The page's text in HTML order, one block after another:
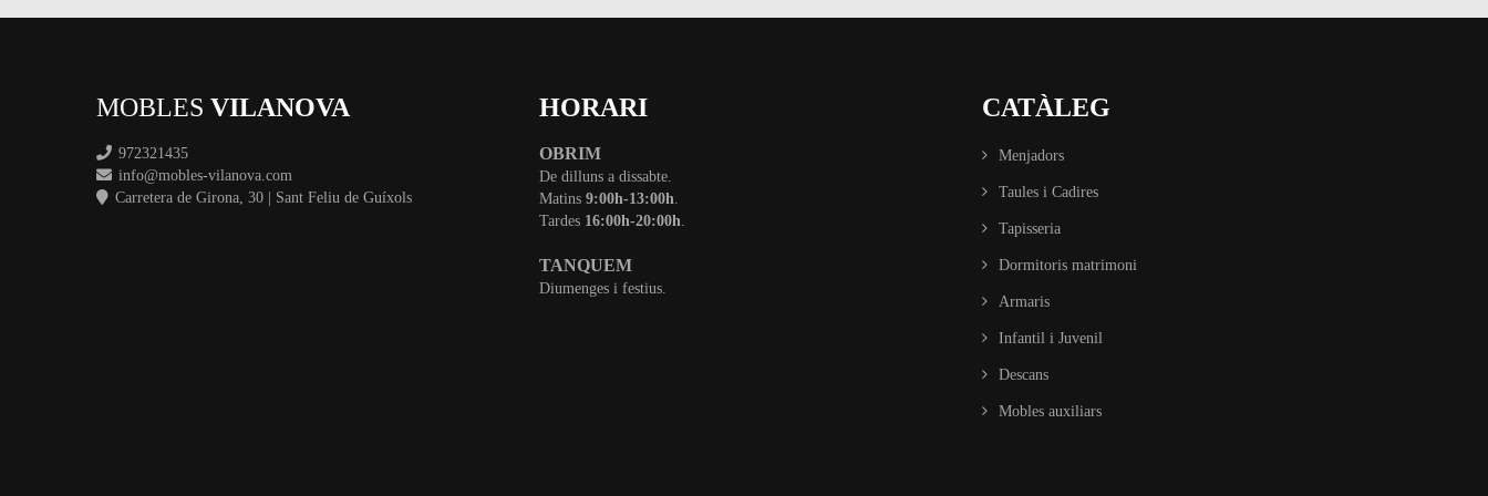
MOBLES VILANOVA
972321435
info@mobles-vilanova.com
Carretera de Girona, 30 | Sant Feliu de Guíxols
HORARI
OBRIM
De dilluns a dissabte.
Matins 9:00h-13:00h.
Tardes 16:00h-20:00h.
TANQUEM
Diumenges i festius.
CATÀLEG
Menjadors
Taules i Cadires
Tapisseria
Dormitoris matrimoni
Armaris
Infantil i Juvenil
Descans
Mobles auxiliars